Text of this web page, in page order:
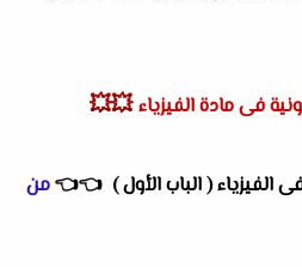
فى مادة الفيزياء 💥💥
الفيزياء ( الباب الأول ) 👈
👈من